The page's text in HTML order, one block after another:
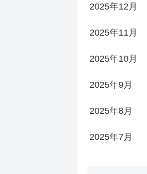
2025年12月
2025年11月
2025年10月
2025年9月
2025年8月
2025年7月